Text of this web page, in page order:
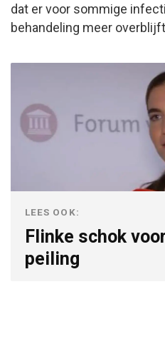
dat er voor sommige
behandeling meer
LEES OOK:
Flinke schok
peiling